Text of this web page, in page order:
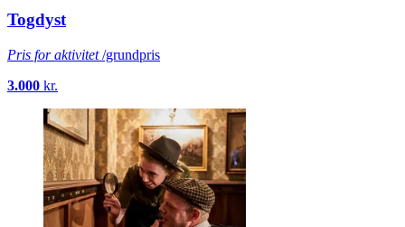
Togdyst
Pris for aktivitet/grundpris
3.000 kr.